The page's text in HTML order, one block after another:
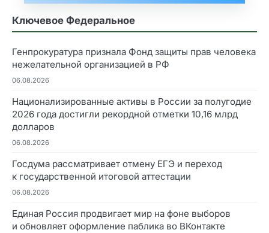
Ключевое Федеральное
Генпрокуратура признала Фонд защиты прав человека
нежелательной организацией в РФ
06.08.2026
Национализированные активы в России за полугодие
2026 года достигли рекордной отметки 10,16 млрд
долларов
06.08.2026
Госдума рассматривает отмену ЕГЭ и переход
к государственной итоговой аттестации
06.08.2026
Единая Россия продвигает мир на фоне выборов
и обновляет оформление паблика во ВКонтакте